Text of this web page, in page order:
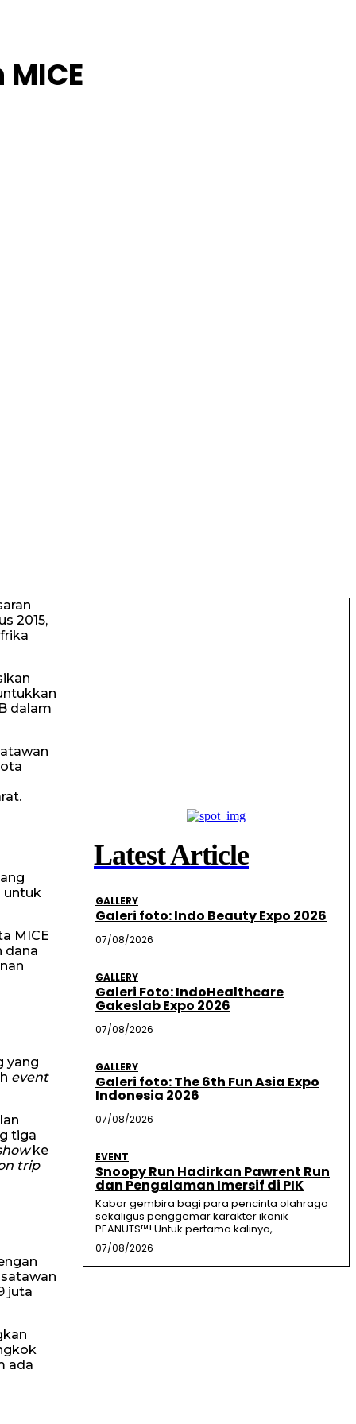
2015,
dalam
untuk
MICE
dana
yang
event
tiga
ke
trip
juta
ada
Latest Article
GALLERY
Galeri foto: Indo Beauty Expo 2026
07/08/2026
GALLERY
Galeri Foto: IndoHealthcare
Gakeslab Expo 2026
07/08/2026
GALLERY
Galeri foto: The 6th Fun Asia Expo
Indonesia 2026
07/08/2026
EVENT
Snoopy Run Hadirkan Pawrent Run
dan Pengalaman Imersif di PIK
Kabar gembira bagi para pencinta olahraga
sekaligus penggemar karakter ikonik
PEANUTS™! Untuk pertama kalinya,...
07/08/2026